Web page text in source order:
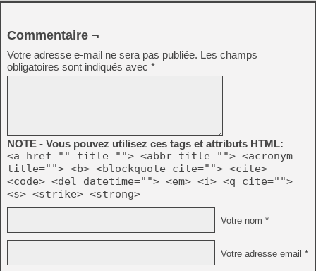
Commentaire ¬
Votre adresse e-mail ne sera pas publiée. Les champs
obligatoires sont indiqués avec *
NOTE - Vous pouvez utilisez ces tags et attributs HTML:
<a href="" title=""> <abbr title=""> <acronym
title=""> <b> <blockquote cite=""> <cite>
<code> <del datetime=""> <em> <i> <q cite="">
<s> <strike> <strong>
Votre nom *
Votre adresse email *